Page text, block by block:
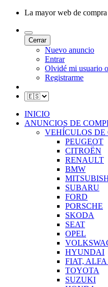
La mayor web de
Cerrar
Nuevo anuncio
Entrar
Olvidé mi usuario
Registrarme
INICIO
ANUNCIOS DE
VEHÍCULOS DE
PEUGEOT
CITROËN
RENAULT
BMW
SUBARU
FORD
PORSCHE
SKODA
SEAT
OPEL
HYUNDAI
FIAT,
TOYOTA
SUZUKI